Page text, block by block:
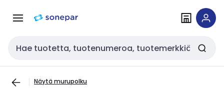
navigointiinsisältöön
Haku
Näytä murupolku